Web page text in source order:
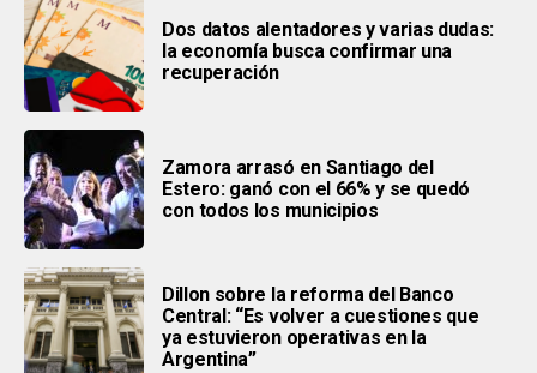
Dos datos alentadores y varias dudas:
la economía busca confirmar una
recuperación
Zamora arrasó en Santiago del
Estero: ganó con el 66% y se quedó
con todos los municipios
Dillon sobre la reforma del Banco
Central: “Es volver a cuestiones que
ya estuvieron operativas en la
Argentina”